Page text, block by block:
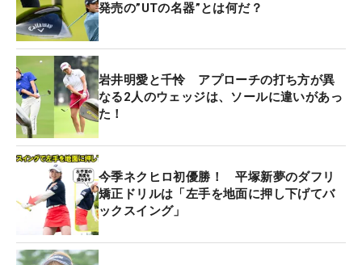
発売の”UTの名器”とは何だ？
岩井明愛と千怜 アプローチの打ち方が異
なる2人のウェッジは、ソールに違いがあっ
た！
今季ネクヒロ初優勝！ 平塚新夢のダフリ
矯正ドリルは「左手を地面に押し下げてバ
ックスイング」